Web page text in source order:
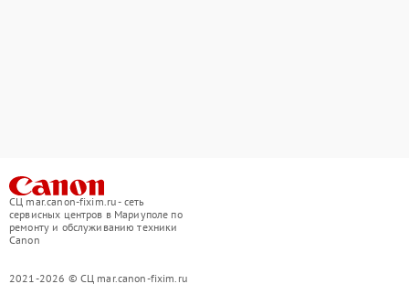
СЦ mar.canon-fixim.ru - сеть
сервисных центров в Мариуполе по
ремонту и обслуживанию техники
Canon
2021-2026 © СЦ mar.canon-fixim.ru